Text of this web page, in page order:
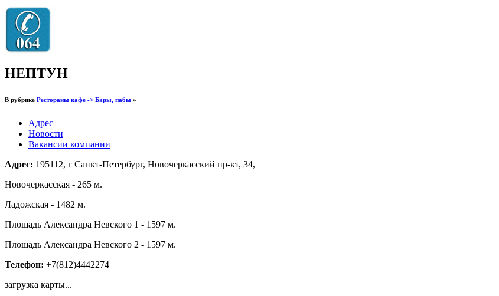
НЕПТУН
В рубрике Рестораны кафе -> Бары, пабы »
Адрес
Новости
Вакансии компании
Адрес: 195112, г Санкт-Петербург, Новочеркасский пр-кт, 34,
Новочеркасская - 265 м.
Ладожская - 1482 м.
Площадь Александра Невского 1 - 1597 м.
Площадь Александра Невского 2 - 1597 м.
Телефон: +7(812)4442274
загрузка карты...